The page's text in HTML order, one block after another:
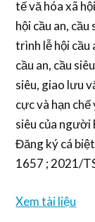
tế vă hóa xã
hội cầu an,
trình lễ hội cầu
cầu an, cầu
siêu, giao lưu
cực và hạn
siêu của người
Đăng ký cá
1657 ; 2021/
Xem tài liệu